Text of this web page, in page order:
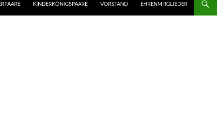
KINDERKÖNIGSPAARE VORSTAND EHRENMITGLIEDER